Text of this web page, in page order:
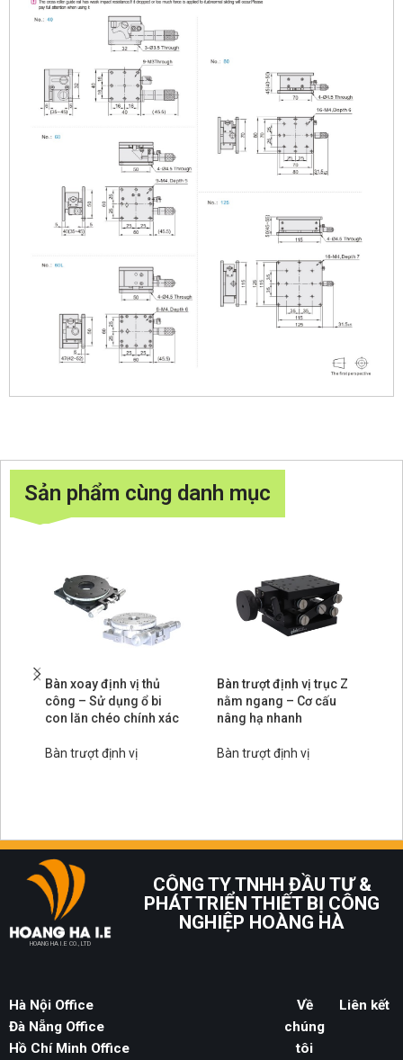
Sản phẩm cùng danh mục
Bàn xoay định vị thủ
công – Sử dụng ổ bi
con lăn chéo chính xác
Bàn trượt định vị
Bàn trượt định vị trục Z
nằm ngang – Cơ cấu
nâng hạ nhanh
Bàn trượt định vị
HOANG HA I.E CO., LTD
CÔNG TY TNHH ĐẦU TƯ &
PHÁT TRIỂN THIẾT BỊ CÔNG
NGHIỆP HOÀNG HÀ
Hà Nội Office
Đà Nẵng Office
Hồ Chí Minh Office
Về
chúng
tôi
Liên kết